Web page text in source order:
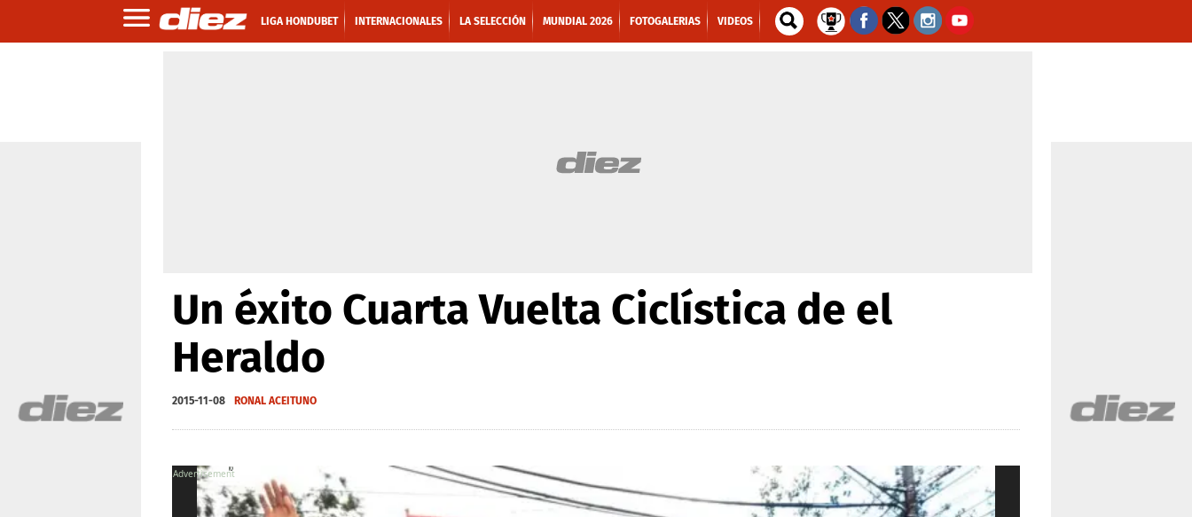
LIGA HONDUBET INTERNACIONALES LA SELECCIÓN MUNDIAL 2026 FOTOGALERIAS VIDEOS
Un éxito Cuarta Vuelta Ciclística de el
Heraldo
2015-11-08 RONAL ACEITUNO
X